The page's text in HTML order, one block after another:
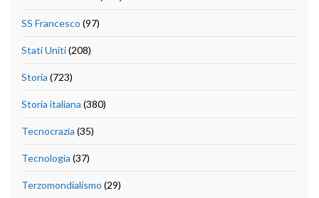
SS Francesco (97)
Stati Uniti(208)
Storia (723)
Storia italiana (380)
Tecnocrazia (35)
Tecnologia (37)
Terzomondialismo (29)